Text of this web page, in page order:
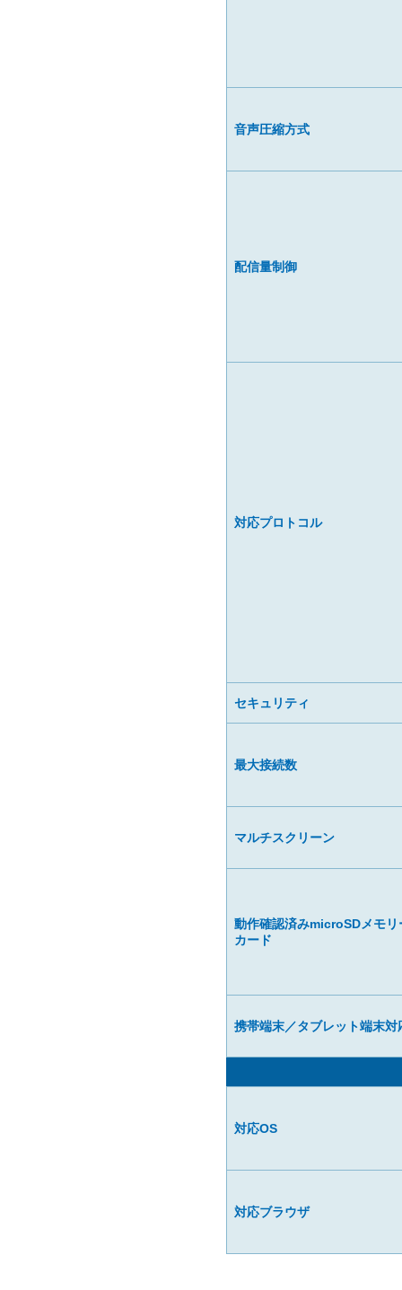
音声圧縮方式
配信量制御
対応プロトコル
セキュリティ
最大接続数
マルチスクリーン
動作確認済みmicroSDメモリ
カード
携帯端末／タブレット端末対
対応OS
対応ブラウザ